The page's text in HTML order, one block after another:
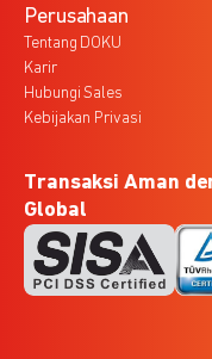
Perusahaan
Tentang DOKU
Karir
Hubungi Sales
Kebijakan Privasi
Transaksi Aman
Global